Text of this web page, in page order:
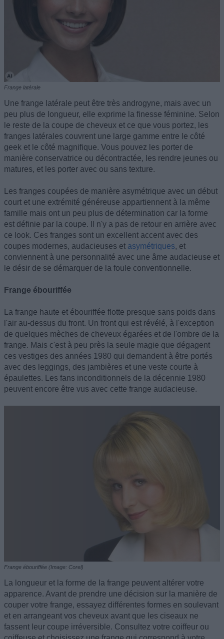
Frange latérale
Une frange latérale peut être très androgyne, mais avec un
peu plus de longueur, elle exprime la finesse féminine. Selon
le reste de la coupe de cheveux et ce que vous portez, les
franges latérales couvrent une large gamme entre le côté
geek et le côté magnifique. Vous pouvez les porter de
manière conservatrice ou décontractée, les rendre jeunes ou
matures, et les porter avec ou sans texture.
Les franges coupées de manière asymétrique avec un début
court et une extrémité généreuse appartiennent à la même
famille mais ont un peu plus de détermination car la forme
est définie par la coupe. Il n'y a pas de retour en arrière avec
ce look. Ces franges sont un excellent accent avec des
coupes modernes, audacieuses et asymétriques, et
conviennent à une personnalité avec une âme audacieuse et
le désir de se démarquer de la foule conventionnelle.
Frange ébouriffée
La frange haute et ébouriffée flotte presque sans poids dans
l'air au-dessus du front. Un front qui est révélé, à l'exception
de quelques mèches de cheveux égarées et de l'ombre de la
frange. Mais c'est à peu près la seule magie que dégagent
ces vestiges des années 1980 qui demandent à être portés
avec des leggings, des jambières et une veste courte à
épaulettes. Les fans inconditionnels de la décennie 1980
peuvent encore être vus avec cette frange audacieuse.
Frange ébouriffée (Image: Corel)
La longueur et la forme de la frange peuvent altérer votre
apparence. Avant de prendre une décision sur la manière de
couper votre frange, essayez différentes formes en soulevant
et en arrangeant vos cheveux avant que les ciseaux ne
fassent leur coupe irréversible. Consultez votre coiffeur ou